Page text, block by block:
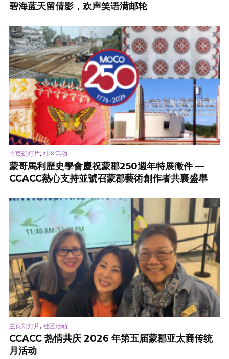
碧海蓝天留倩影，欢声笑语满邮轮
主页幻灯片, 社区活动
蒙哥馬利歷史學會慶祝蒙郡250週年特展徵件 —
CCACC熱心支持並號召蒙郡藝術創作者共襄盛舉
主页幻灯片, 社区活动
CCACC 热情共庆 2026 年第五届蒙郡亚太裔传统
月活动